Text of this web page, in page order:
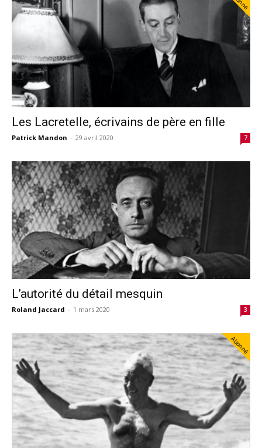
Les Lacretelle, écrivains de père en fille
Patrick Mandon - 29 avril 2020 7
L’autorité du détail mesquin
Roland Jaccard - 1 mars 2020 3
Abonné